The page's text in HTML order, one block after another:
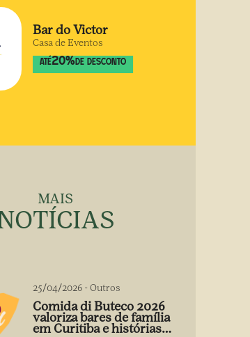
Bar do Victor
Casa de Eventos
ATÉ20%DE DESCONTO
MAIS
25/04/2026 -Outros
Comida di Buteco 2026
valoriza bares de família
em Curitiba e histórias